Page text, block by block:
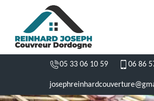
05 33 06 10 59 06 86